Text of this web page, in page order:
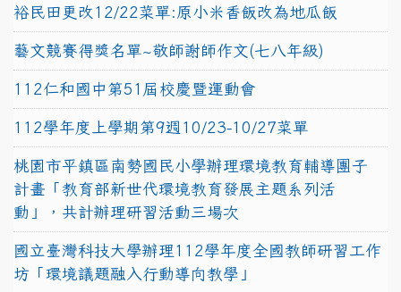
裕民田更改12/22菜單:原小米香飯改為地瓜飯
藝文競賽得獎名單~敬師謝師作文(七八年級)
112仁和國中第51屆校慶暨運動會
112學年度上學期第9週10/23-10/27菜單
桃園市平鎮區南勢國民小學辦理環境教育輔導團子
計畫「教育部新世代環境教育發展主題系列活
動」，共計辦理研習活動三場次
國立臺灣科技大學辦理112學年度全國教師研習工作
坊「環境議題融入行動導向教學」